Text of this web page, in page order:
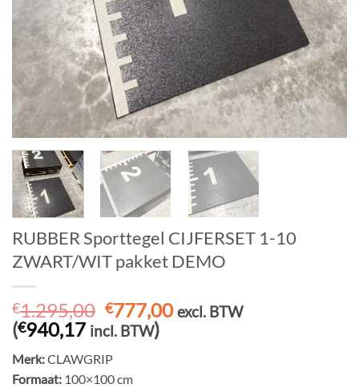
RUBBER Sporttegel CIJFERSET 1-10
ZWART/WIT pakket DEMO
€1.295,00 Oorspronkelijke
prijs
€1.295,00.
€777,00Huidige
excl. BTW
(€940,17 incl. BTW)
Merk:CLAWGRIP
Formaat: 100×100 cm